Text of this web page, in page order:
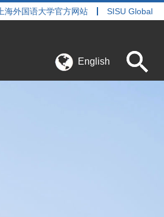
上海外国语大学官方网站 SISU Global
English